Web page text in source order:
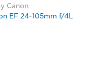
Canon
EF 24-105mm f/4L